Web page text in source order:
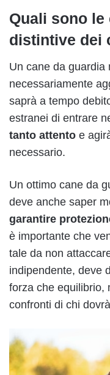
Quali sono
distintive dei
Un cane da guardia
necessariamente
saprà a tempo
estranei di entrare
tanto attento e
necessario.
Un ottimo cane da
deve anche saper
garantire
è importante che
tale da non
indipendente, deve
forza che equilibrio,
confronti di chi